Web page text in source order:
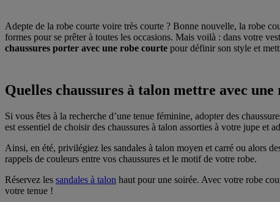
Adepte de la robe courte voire très courte ? Bonne nouvelle, la robe
formes pour se prêter à toutes les occasions. Mais voilà : dans votre
chaussures porter avec une robe courte pour définir son style et
Quelles chaussures à talon mettre avec
Si vous êtes à la recherche d’une tenue féminine, adopter des
est essentiel de choisir des chaussures à talon assorties à votre jupe
Ainsi, en été, privilégiez les sandales à talon moyen et carré ou alors
rappels de couleurs entre vos chaussures et le motif de votre robe.
Réservez les sandales à talon haut pour une soirée. Avec votre robe
votre tenue !